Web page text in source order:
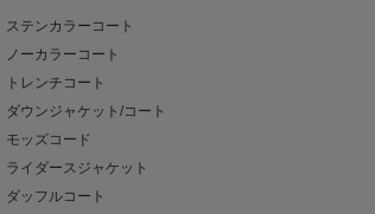
ステンカラーコート
ノーカラーコート
トレンチコート
ダウンジャケット/コート
モッズコード
ライダースジャケット
ダッフルコート